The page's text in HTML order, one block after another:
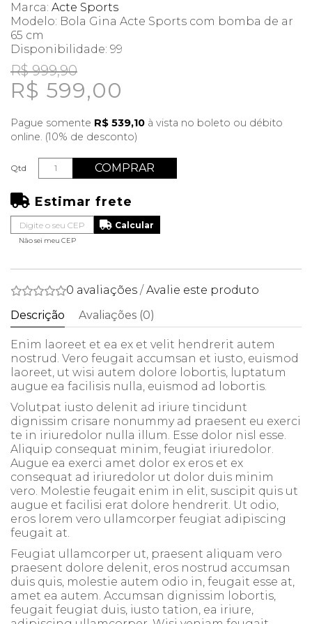
Marca: Acte Sports
Modelo: Bola Gina Acte Sports com bomba de ar
65 cm
Disponibilidade: 99
R$ 599,00
R$ 999,90
Pague somente R$ 539,10 à vista no boleto ou débito
online. (10% de desconto)
Qtd COMPRAR
Estimar frete
Não sei meu CEP
0 avaliações /Avalie este produto
Descrição
Avaliações (0)
Enim laoreet et ea ex et velit hendrerit autem
nostrud. Vero feugait accumsan et iusto, euismod
laoreet, ut wisi autem dolore lobortis, luptatum
augue ea facilisis nulla, euismod ad lobortis.
Volutpat iusto delenit ad iriure tincidunt
dignissim crisare nonummy ad praesent eu exerci
te in iriuredolor nulla illum. Esse dolor nisl esse.
Aliquip consequat minim, feugiat iriuredolor.
Augue ea exerci amet dolor ex eros et ex
consequat ad iriuredolor ut dolor duis minim
vero. Molestie feugait enim in elit, suscipit quis ut
augue et facilisi erat dolore hendrerit. Ut odio,
eros lorem vero ullamcorper feugiat adipiscing
feugait at.
Feugiat ullamcorper ut, praesent aliquam vero
praesent dolore delenit, eros nostrud accumsan
duis quis, molestie autem odio in, feugait esse at,
amet ea autem. Accumsan dignissim lobortis,
feugait feugiat duis, iusto tation, ea iriure,